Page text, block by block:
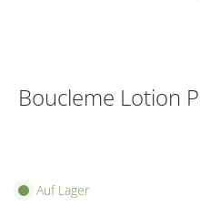
Boucleme Lotion
Auf Lager